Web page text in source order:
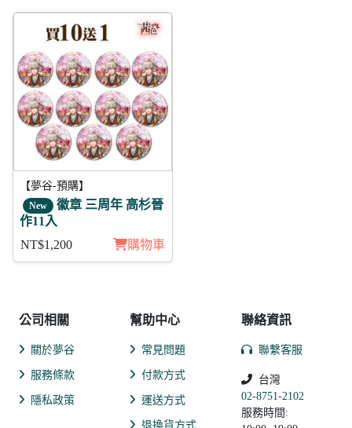
【夢谷-預購】
New 徽章 三周年 高杉晉
作11入
NT$1,200
購物車
公司相關
關於夢谷
服務條款
隱私政策
幫助中心
常見問題
付款方式
運送方式
退換貨方式
聯絡資訊
聯繫客服
台灣
02-8751-2102
服務時間: